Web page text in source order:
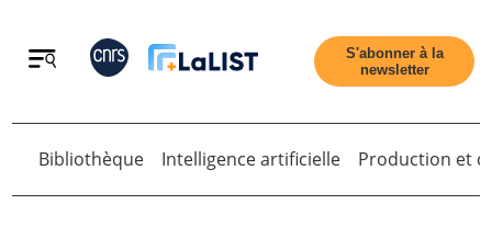
Retour
S'abonner à la
newsletter
Retour
Bibliothèque Intelligence artificielle Production et